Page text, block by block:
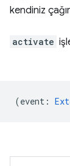
kendiniz
activate
(event :